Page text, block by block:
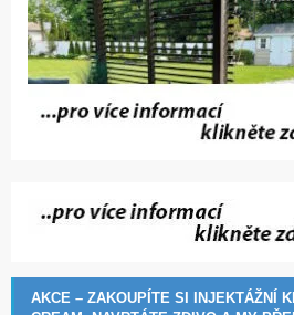
AKCE – ZAKOUPÍTE SI INJEKTÁŽNÍ